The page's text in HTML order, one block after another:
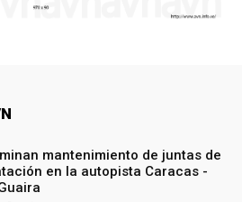
mantenimiento de juntas de
en la autopista Caracas -